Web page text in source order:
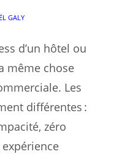
GALY
d’un hôtel ou
même chose
Les
différentes :
zéro